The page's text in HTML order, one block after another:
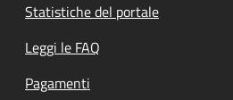
Statistiche del portale
Leggi le FAQ
Pagamenti